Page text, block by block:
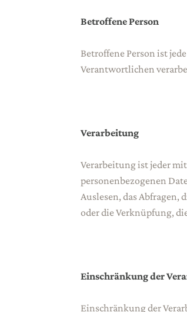
Betroffene Person
Betroffene Person ist
Verantwortlichen
Verarbeitung
Verarbeitung ist jeder
personenbezogenen
Auslesen, das
oder die Verknüpfung,
Einschränkung der
Einschränkung der